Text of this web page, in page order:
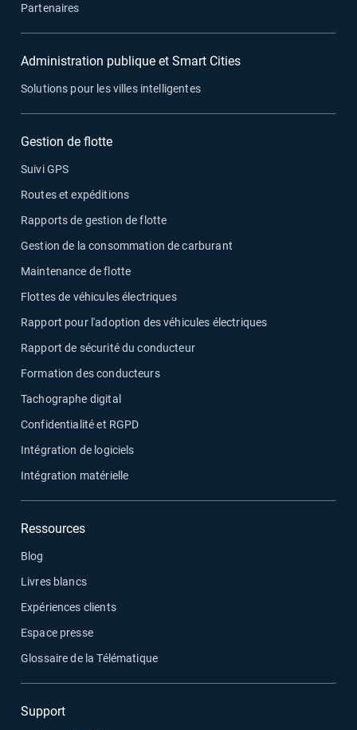
Partenaires
Administration publique et Smart Cities
Solutions pour les villes intelligentes
Gestion de flotte
Suivi GPS
Routes et expéditions
Rapports de gestion de flotte
Gestion de la consommation de carburant
Maintenance de flotte
Flottes de véhicules électriques
Rapport pour l'adoption des véhicules électriques
Rapport de sécurité du conducteur
Formation des conducteurs
Tachographe digital
Confidentialité et RGPD
Intégration de logiciels
Intégration matérielle
Ressources
Blog
Livres blancs
Expériences clients
Espace presse
Glossaire de la Télématique
Support